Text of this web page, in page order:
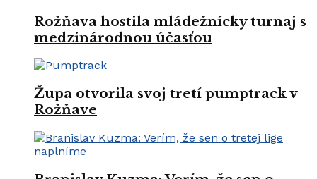
Rožňava hostila mládežnícky turnaj s
medzinárodnou účasťou
Župa otvorila svoj tretí pumptrack v
Rožňave